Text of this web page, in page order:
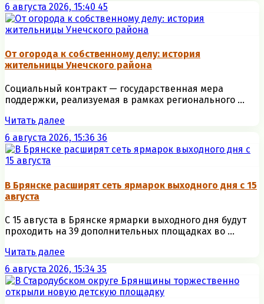
6 августа 2026, 15:40 45
От огорода к собственному делу: история
жительницы Унечского района
Социальный контракт — государственная мера
поддержки, реализуемая в рамках регионального ...
Читать далее
6 августа 2026, 15:36 36
В Брянске расширят сеть ярмарок выходного дня с 15
августа
С 15 августа в Брянске ярмарки выходного дня будут
проходить на 39 дополнительных площадках во ...
Читать далее
6 августа 2026, 15:34 35